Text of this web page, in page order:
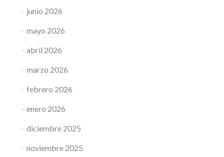
junio 2026
mayo 2026
abril 2026
marzo 2026
febrero 2026
enero 2026
diciembre 2025
noviembre 2025